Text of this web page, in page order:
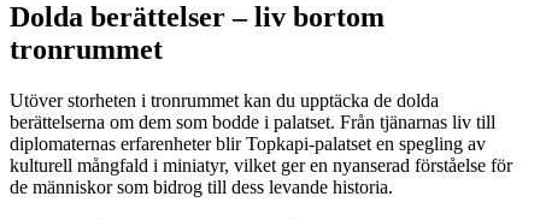
Dolda berättelser – liv bortom
tronrummet
Utöver storheten i tronrummet kan du upptäcka de dolda
berättelserna om dem som bodde i palatset. Från tjänarnas liv till
diplomaternas erfarenheter blir Topkapi-palatset en spegling av
kulturell mångfald i miniatyr, vilket ger en nyanserad förståelse för
de människor som bidrog till dess levande historia.